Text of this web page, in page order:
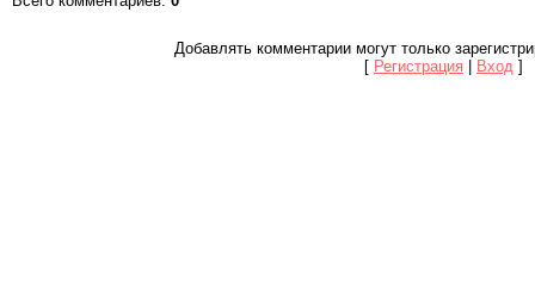
Добавлять комментарии могут только
[ Регистрация Вход ]